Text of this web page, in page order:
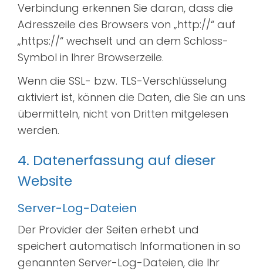
Verbindung erkennen Sie daran, dass die
Adresszeile des Browsers von „http://“ auf
„https://“ wechselt und an dem Schloss-
Symbol in Ihrer Browserzeile.
Wenn die SSL- bzw. TLS-Verschlüsselung
aktiviert ist, können die Daten, die Sie an uns
übermitteln, nicht von Dritten mitgelesen
werden.
4. Datenerfassung auf dieser
Website
Server-Log-Dateien
Der Provider der Seiten erhebt und
speichert automatisch Informationen in so
genannten Server-Log-Dateien, die Ihr